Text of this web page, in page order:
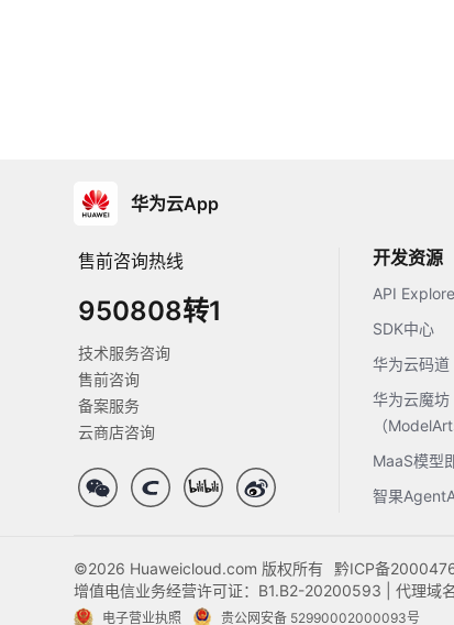
华为云App
售前咨询热线
950808转1
技术服务咨询
售前咨询
备案服务
云商店咨询
开发资源
API
SDK中心
华为云码道
华为云魔坊
（
MaaS模型
智果
©2026 Huaweicloud.com 版权所有 黔ICP备
增值电信业务经营许可证：B1.B2-20200593 | 代理域
电子营业执照 贵公网安备 52990002000093号